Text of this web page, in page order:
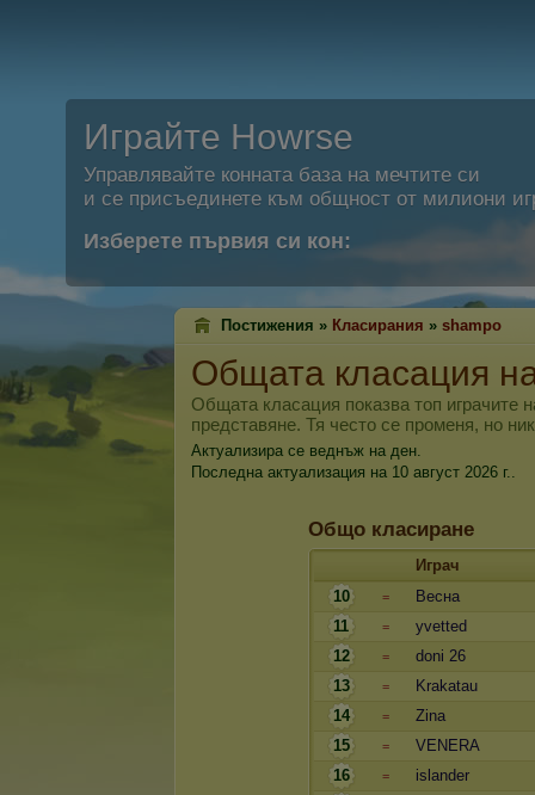
Играйте Howrse
Управлявайте конната база на мечтите си
и се присъединете към общност от милиони
Изберете първия си кон:
Постижения » Класирания » shampo
Общата класация
Общата класация показва топ играчите
представяне. Тя често се променя, но
Актуализира се веднъж на ден.
Последна актуализация на 10 август 2026 г..
Общо класиране
Играч
10
=
Весна
11
=
yvetted
12
=
doni 26
13
=
Krakatau
14
=
Zina
15
=
VENERA
16
=
islander